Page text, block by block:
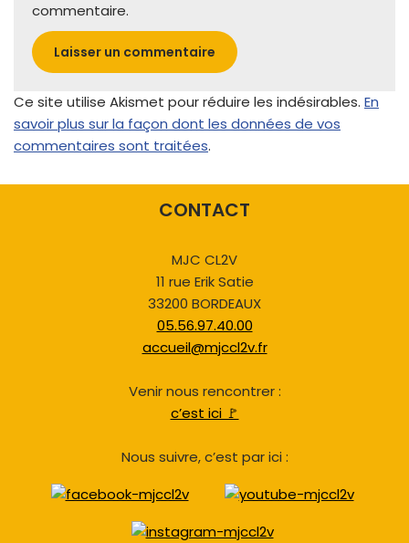
commentaire.
Ce site utilise Akismet pour réduire les indésirables. En
savoir plus sur la façon dont les données de vos
commentaires sont traitées.
CONTACT
MJC CL2V
11 rue Erik Satie
33200 BORDEAUX
05.56.97.40.00
accueil@mjccl2v.fr
Venir nous rencontrer :
c’est ici 🚩
Nous suivre, c’est par ici :